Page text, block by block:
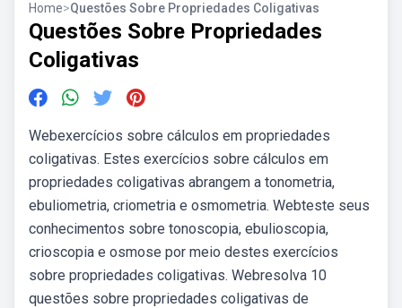
Home>Questões Sobre Propriedades Coligativas
Questões Sobre Propriedades
Coligativas
Webexercícios sobre cálculos em propriedades
coligativas. Estes exercícios sobre cálculos em
propriedades coligativas abrangem a tonometria,
ebuliometria, criometria e osmometria. Webteste seus
conhecimentos sobre tonoscopia, ebulioscopia,
crioscopia e osmose por meio destes exercícios
sobre propriedades coligativas. Webresolva 10
questões sobre propriedades coligativas de